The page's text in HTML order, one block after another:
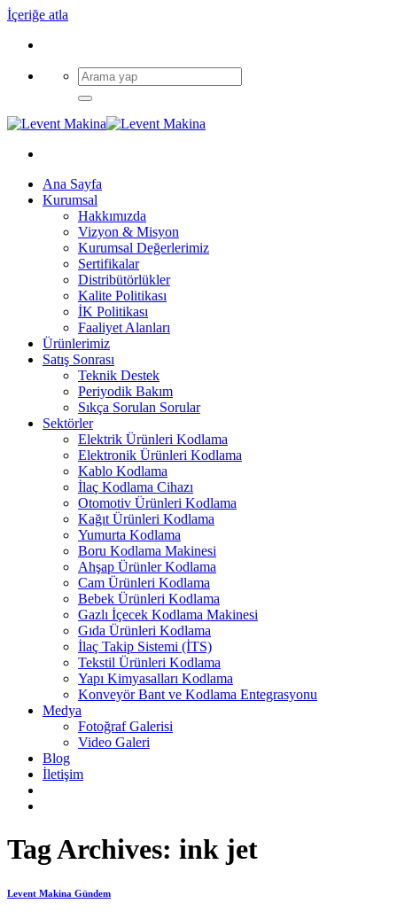
İçeriğe atla
Ana Sayfa
Kurumsal
Hakkımızda
Vizyon & Misyon
Kurumsal Değerlerimiz
Sertifikalar
Distribütörlükler
Kalite Politikası
İK Politikası
Faaliyet Alanları
Ürünlerimiz
Satış Sonrası
Teknik Destek
Periyodik Bakım
Sıkça Sorulan Sorular
Sektörler
Elektrik Ürünleri Kodlama
Elektronik Ürünleri Kodlama
Kablo Kodlama
İlaç Kodlama Cihazı
Otomotiv Ürünleri Kodlama
Kağıt Ürünleri Kodlama
Yumurta Kodlama
Boru Kodlama Makinesi
Ahşap Ürünler Kodlama
Cam Ürünleri Kodlama
Bebek Ürünleri Kodlama
Gazlı İçecek Kodlama Makinesi
Gıda Ürünleri Kodlama
İlaç Takip Sistemi (İTS)
Tekstil Ürünleri Kodlama
Yapı Kimyasalları Kodlama
Konveyör Bant ve Kodlama Entegrasyonu
Medya
Fotoğraf Galerisi
Video Galeri
Blog
İletişim
Tag Archives: ink jet
Levent Makina Gündem